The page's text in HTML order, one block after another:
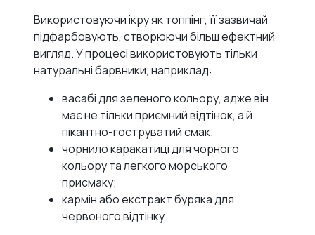
Використовуючи ікру як топпінг, її зазвичай
підфарбовують, створюючи більш ефектний
вигляд. У процесі використовують тільки
натуральні барвники, наприклад:
васабі для зеленого кольору, адже він
має не тільки приємний відтінок, а й
пікантно-гоструватий смак;
чорнило каракатиці для чорного
кольору та легкого морського
присмаку;
кармін або екстракт буряка для
червоного відтінку.